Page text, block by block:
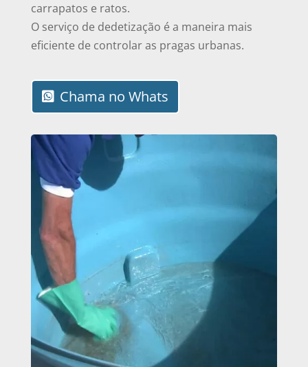
carrapatos e ratos.
O serviço de dedetização é a maneira mais
eficiente de controlar as pragas urbanas.
Chama no Whats